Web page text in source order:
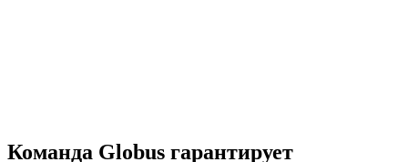
Команда Globus гарантирует